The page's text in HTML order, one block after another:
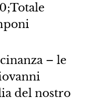
– le
del nostro